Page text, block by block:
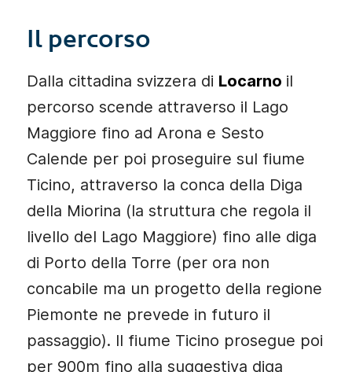
Il percorso
Dalla cittadina svizzera di Locarno il
percorso scende attraverso il Lago
Maggiore fino ad Arona e Sesto
Calende per poi proseguire sul fiume
Ticino, attraverso la conca della Diga
della Miorina (la struttura che regola il
livello del Lago Maggiore) fino alle diga
di Porto della Torre (per ora non
concabile ma un progetto della regione
Piemonte ne prevede in futuro il
passaggio). Il fiume Ticino prosegue poi
per 900m fino alla suggestiva diga